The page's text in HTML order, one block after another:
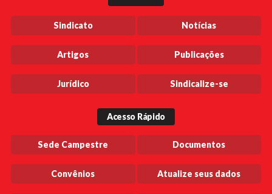
Sindicato Notícias
Artigos Publicações
Jurídico Sindicalize-se
Acesso Rápido
Sede Campestre Documentos
Convênios Atualize seus dados